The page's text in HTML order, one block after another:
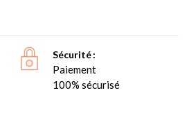
Sécurité
Paiement
100% sécurisé